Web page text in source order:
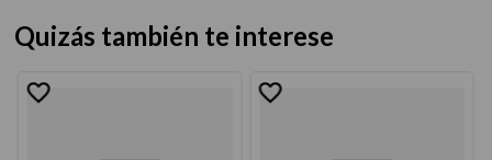
Quizás también te interese